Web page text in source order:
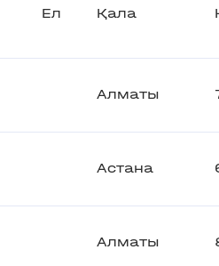
Ел Қала
Алматы
Астана
Алматы